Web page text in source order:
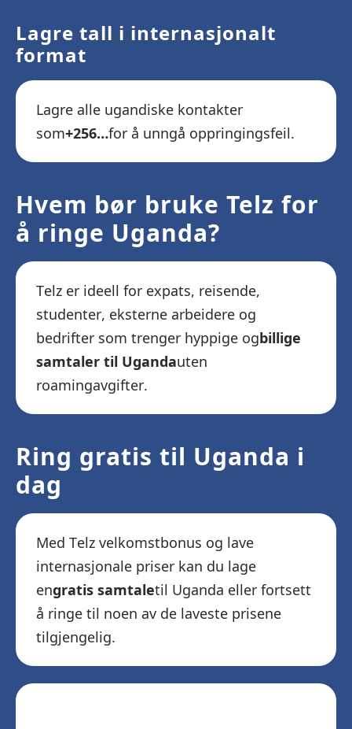
Lagre tall i internasjonalt
format
Lagre alle ugandiske kontakter
som+256…for å unngå oppringingsfeil.
Hvem bør bruke Telz for
å ringe Uganda?
Telz er ideell for expats, reisende,
studenter, eksterne arbeidere og
bedrifter som trenger hyppige ogbillige
samtaler til Ugandauten
roamingavgifter.
Ring gratis til Uganda i
dag
Med Telz velkomstbonus og lave
internasjonale priser kan du lage
engratis samtaletil Uganda eller fortsett
å ringe til noen av de laveste prisene
tilgjengelig.